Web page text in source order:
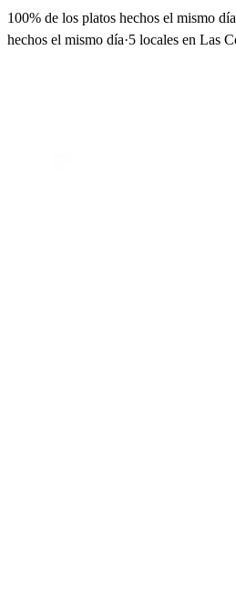
100% de los platos hechos el mismo día
hechos el mismo día·5 locales en Las